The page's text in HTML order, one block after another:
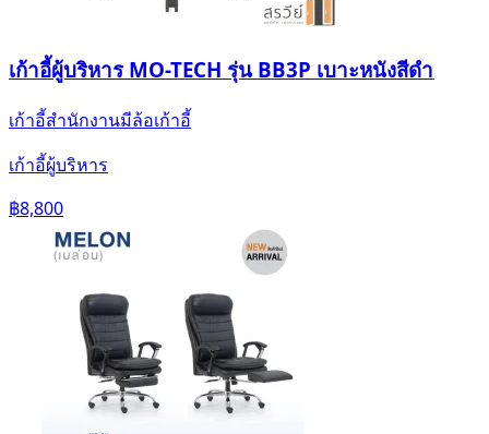
เก้าอี้ผู้บริหาร MO-TECH รุ่น BB3P เบาะหนังสีดำ
เก้าอี้สำนักงานมีล้อเก้าอี้
เก้าอี้ผู้บริหาร
฿8,800